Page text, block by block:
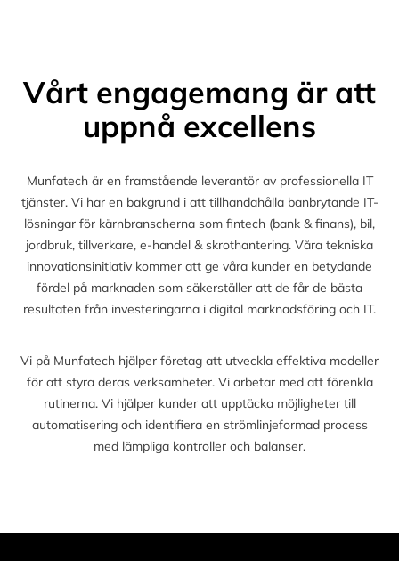
Vårt engagemang är att
uppnå excellens
Munfatech är en framstående leverantör av professionella IT
tjänster. Vi har en bakgrund i att tillhandahålla banbrytande IT-
lösningar för kärnbranscherna som fintech (bank & finans), bil,
jordbruk, tillverkare, e-handel & skrothantering. Våra tekniska
innovationsinitiativ kommer att ge våra kunder en betydande
fördel på marknaden som säkerställer att de får de bästa
resultaten från investeringarna i digital marknadsföring och IT.
Vi på Munfatech hjälper företag att utveckla effektiva modeller
för att styra deras verksamheter. Vi arbetar med att förenkla
rutinerna. Vi hjälper kunder att upptäcka möjligheter till
automatisering och identifiera en strömlinjeformad process
med lämpliga kontroller och balanser.